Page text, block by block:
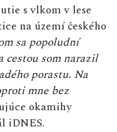
s vlkom v lese
na území českého
sa popoludní
som narazil
porastu. Na
mne bez
okamihy
iDNES.